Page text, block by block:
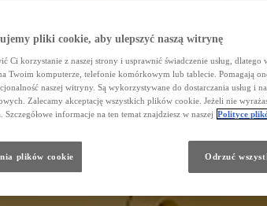
pliki cookie, aby ulepszyć naszą witrynę
Ci korzystanie z naszej strony i usprawnić świadczenie usług,
Twoim komputerze, telefonie komórkowym lub tablecie. Pomagają
naszej witryny. Są wykorzystywane do dostarczania usług i
Zalecamy akceptację wszystkich plików cookie. Jeżeli nie
Szczegółowe informacje na ten temat znajdziesz w naszej Polityce
plików cookie Odrzuć